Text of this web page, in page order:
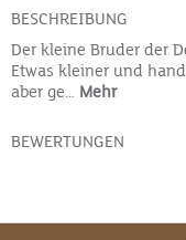
BESCHREIBUNG
Der kleine Bruder der
Etwas kleiner und
aber ge… Mehr
BEWERTUNGEN